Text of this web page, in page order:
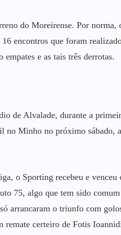
do Moreirense. Por norma,
encontros que foram
e as tais três derrotas.
de Alvalade, durante a
no Minho no próximo sábado,
o Sporting recebeu e venceu
75, algo que tem sido comum
arrancaram o triunfo com
remate certeiro de Fotis